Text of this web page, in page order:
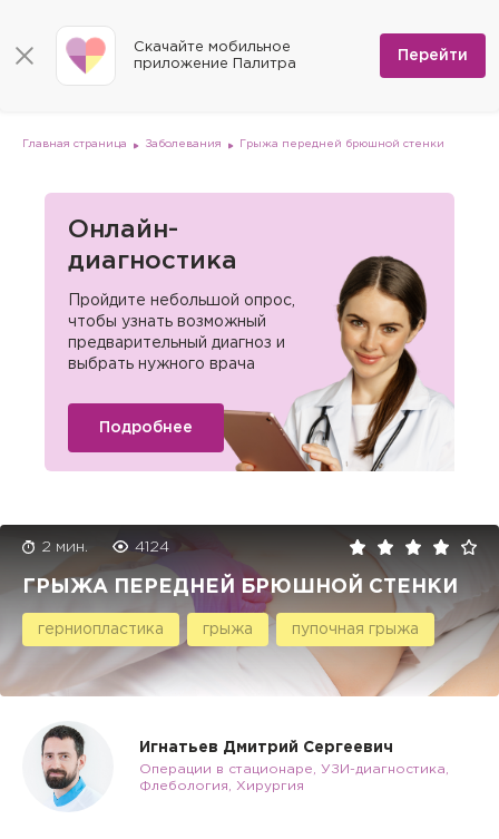
Вакансии
Документы
Сертификаты
Способы оплаты
Страховые организации
Заказать документы для налоговой
Скачать мобильное приложение
Анкета оценки качества услуг
Мы на карте
Главная страница Заболевания Грыжа передней брюшной стенки
Онлайн-
диагностика
Пройдите небольшой опрос,
чтобы узнать возможный
предварительный диагноз и
выбрать нужного врача
Подробнее
2 мин. 4124
ГРЫЖА ПЕРЕДНЕЙ БРЮШНОЙ СТЕНКИ
герниопластика грыжа пупочная грыжа
Игнатьев Дмитрий Сергеевич
Операции в стационаре, УЗИ-диагностика,
Флебология, Хирургия
Скачайте мобильное
приложение Палитра
Перейти